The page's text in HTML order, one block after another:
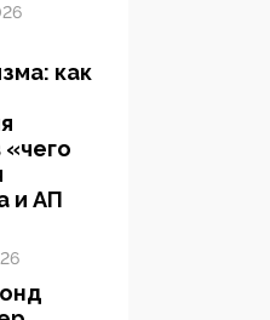
как
«чего
и АП